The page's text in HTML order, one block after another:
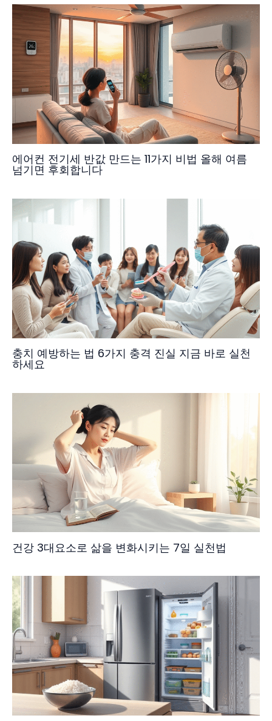
에어컨 전기세 반값 만드는 11가지 비법 올해 여름
넘기면 후회합니다
충치 예방하는 법 6가지 충격 진실 지금 바로 실천
하세요
건강 3대요소로 삶을 변화시키는 7일 실천법